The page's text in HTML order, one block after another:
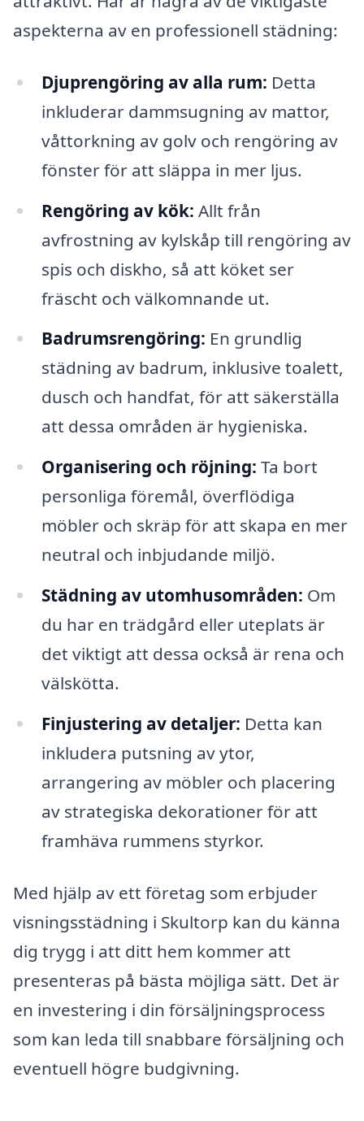
aspekterna av en professionell städning:
Djuprengöring av alla rum: Detta
inkluderar dammsugning av mattor,
våttorkning av golv och rengöring av
fönster för att släppa in mer ljus.
Rengöring av kök: Allt från
avfrostning av kylskåp till rengöring av
spis och diskho, så att köket ser
fräscht och välkomnande ut.
Badrumsrengöring: En grundlig
städning av badrum, inklusive toalett,
dusch och handfat, för att säkerställa
att dessa områden är hygieniska.
Organisering och röjning: Ta bort
personliga föremål, överflödiga
möbler och skräp för att skapa en mer
neutral och inbjudande miljö.
Städning av utomhusområden: Om
du har en trädgård eller uteplats är
det viktigt att dessa också är rena och
välskötta.
Finjustering av detaljer: Detta kan
inkludera putsning av ytor,
arrangering av möbler och placering
av strategiska dekorationer för att
framhäva rummens styrkor.
Med hjälp av ett företag som erbjuder
visningsstädning i Skultorp kan du känna
dig trygg i att ditt hem kommer att
presenteras på bästa möjliga sätt. Det är
en investering i din försäljningsprocess
som kan leda till snabbare försäljning och
eventuell högre budgivning.